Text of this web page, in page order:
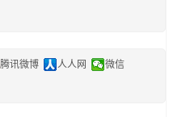
腾讯微博 人人网
微信